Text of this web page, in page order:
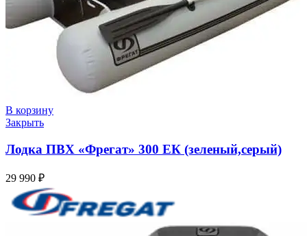
В корзину
Закрыть
Лодка ПВХ «Фрегат» 300 ЕК (зеленый,серый)
29 990 ₽